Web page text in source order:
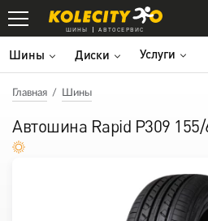
ШИНЫ АВТОСЕРВИС
Шины Диски Услуги
Главная Шины
Автошина Rapid P309 155/